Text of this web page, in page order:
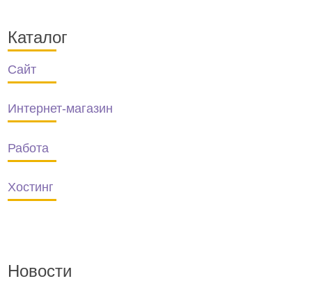
Каталог
Сайт
Интернет-магазин
Работа
Хостинг
Новости